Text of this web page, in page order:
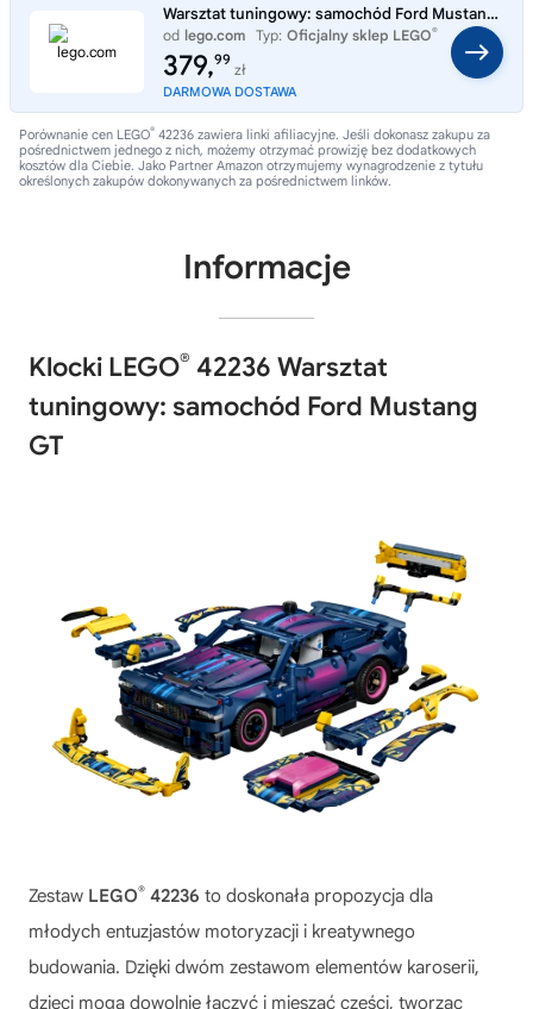
Warsztat tuningowy: samochód Ford Mustang GT 42236
od lego.com Typ: Oficjalny sklep LEGO®
379,99
zł
DARMOWA DOSTAWA
Porównanie cen LEGO® 42236 zawiera linki afiliacyjne. Jeśli dokonasz zakupu za
pośrednictwem jednego z nich, możemy otrzymać prowizję bez dodatkowych
kosztów dla Ciebie. Jako Partner Amazon otrzymujemy wynagrodzenie z tytułu
określonych zakupów dokonywanych za pośrednictwem linków.
Informacje
Klocki LEGO® 42236 Warsztat
tuningowy: samochód Ford Mustang
GT
Zestaw LEGO® 42236 to doskonała propozycja dla
młodych entuzjastów motoryzacji i kreatywnego
budowania. Dzięki dwóm zestawom elementów karoserii,
dzieci mogą dowolnie łączyć i mieszać części, tworząc